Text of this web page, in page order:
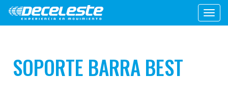
SOPORTE BARRA BEST